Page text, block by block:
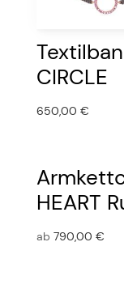
CIRCLE
650,00 €
HEART
ab 790,00 €